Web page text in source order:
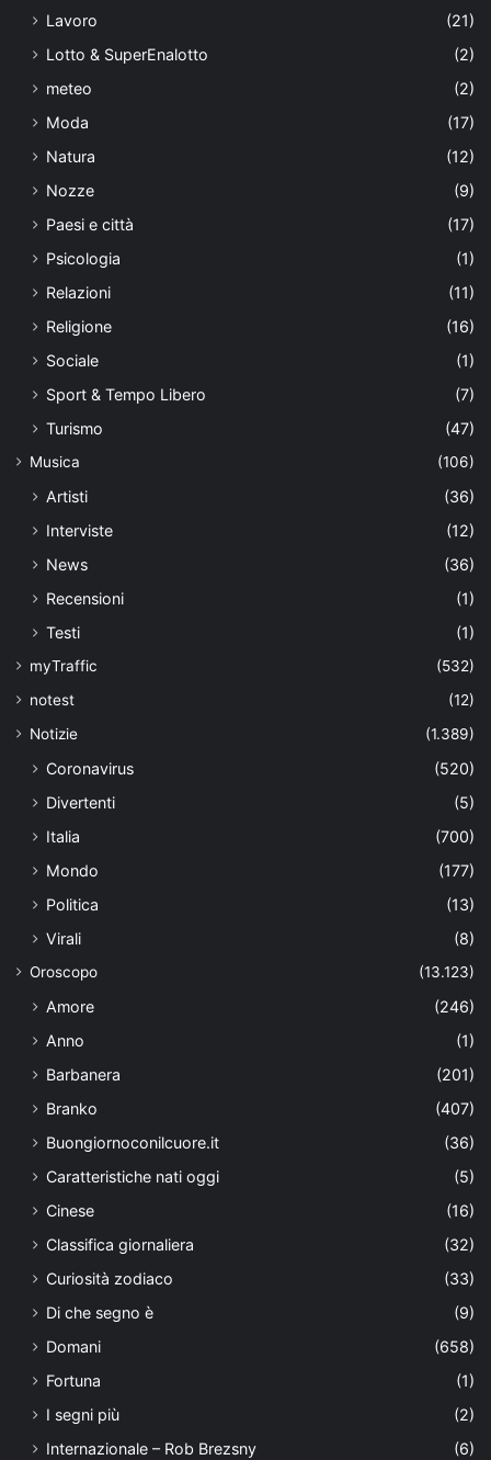
Lavoro
(21)
Lotto & SuperEnalotto
(2)
meteo
(2)
Moda
(17)
Natura
(12)
Nozze
(9)
Paesi e città
(17)
Psicologia
(1)
Relazioni
(11)
Religione
(16)
Sociale
(1)
Sport & Tempo Libero
(7)
Turismo
(47)
Musica (106)
Artisti
(36)
Interviste
(12)
News
(36)
Recensioni
(1)
Testi
(1)
myTraffic
(532)
notest
(12)
Notizie
(1.389)
Coronavirus
(520)
Divertenti
(5)
Italia
(700)
Mondo
(177)
Politica
(13)
Virali
(8)
Oroscopo (13.123)
Amore
(246)
Anno
(1)
Barbanera
(201)
Branko
(407)
Buongiornoconilcuore.it
(36)
Caratteristiche nati oggi
(5)
Cinese
(16)
Classifica giornaliera
(32)
Curiosità zodiaco
(33)
Di che segno è
(9)
Domani
(658)
Fortuna
(1)
I segni più
(2)
Internazionale – Rob Brezsny
(6)